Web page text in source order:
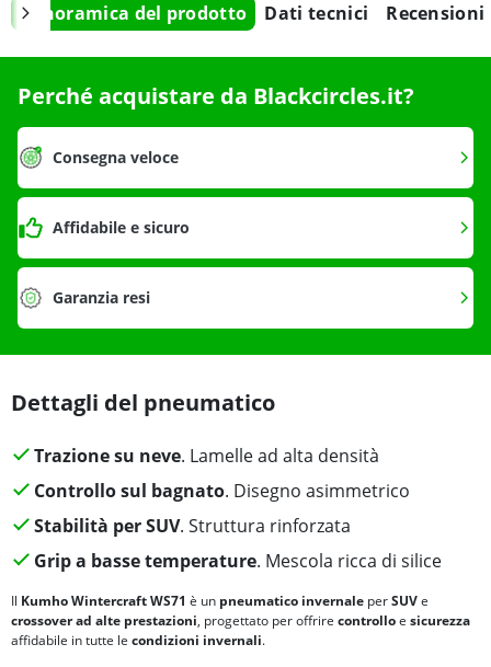
Panoramica del prodotto Dati tecnici Recensioni
Perché acquistare da Blackcircles.it?
Consegna veloce
Affidabile e sicuro
Garanzia resi
Dettagli del pneumatico
Trazione su neve. Lamelle ad alta densità
Controllo sul bagnato. Disegno asimmetrico
Stabilità per SUV. Struttura rinforzata
Grip a basse temperature. Mescola ricca di silice
Il Kumho Wintercraft WS71 è un pneumatico invernale perSUVe
crossover ad alte prestazioni, progettato per offrire controlloe sicurezza
affidabile in tutte le condizioni invernali.